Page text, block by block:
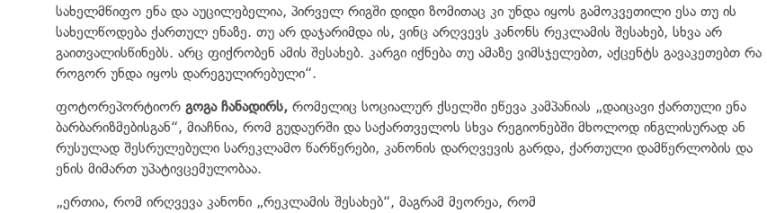
სახელმწიფო ენა და აუცილებელია, პირველ რიგში დიდი ზომითაც კი უნდა იყოს გამოკვეთილი ესა თუ ის
სახელწოდება ქართულ ენაზე. თუ არ დაჯარიმდა ის, ვინც არღვევს კანონს რეკლამის შესახებ, სხვა არ
გაითვალისწინებს. არც ფიქრობენ ამის შესახებ. კარგი იქნება თუ ამაზე ვიმსჯელებთ, აქცენტს გავაკეთებთ რა
როგორ უნდა იყოს დარეგულირებული“.
ფოტორეპორტიორ გოგა ჩანადირს, რომელიც სოციალურ ქსელში ეწევა კამპანიას „დაიცავი ქართული ენა
ბარბარიზმებისგან“, მიაჩნია, რომ გუდაურში და საქართველოს სხვა რეგიონებში მხოლოდ ინგლისურად ან
რუსულად შესრულებული სარეკლამო წარწერები, კანონის დარღვევის გარდა, ქართული დამწერლობის და
ენის მიმართ უპატივცემულობაა.
„ერთია, რომ ირღვევა კანონი „რეკლამის შესახებ“, მაგრამ მეორეა, რომ